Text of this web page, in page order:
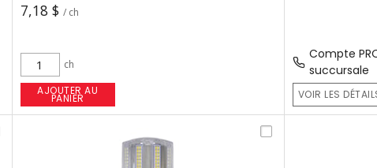
7,18 $ / ch
ch
AJOUTER AU
PANIER
Compte
succursale
VOIR LES